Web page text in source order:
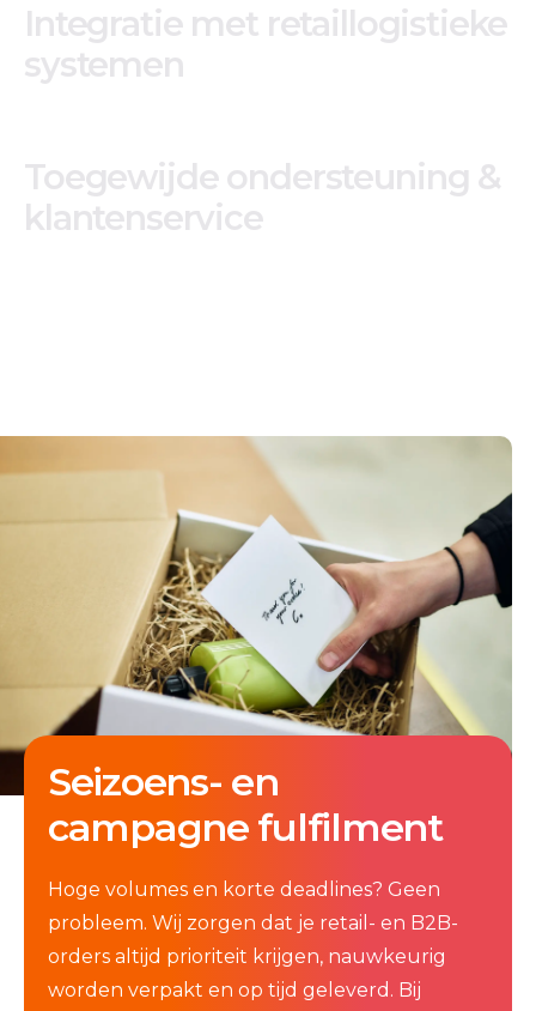
Integratie met retaillogistieke
systemen
Toegewijde ondersteuning &
klantenservice
Seizoens- en
campagne fulfilment
Hoge volumes en korte deadlines? Geen
probleem. Wij zorgen dat je retail- en B2B-
orders altijd prioriteit krijgen, nauwkeurig
worden verpakt en op tijd geleverd. Bij